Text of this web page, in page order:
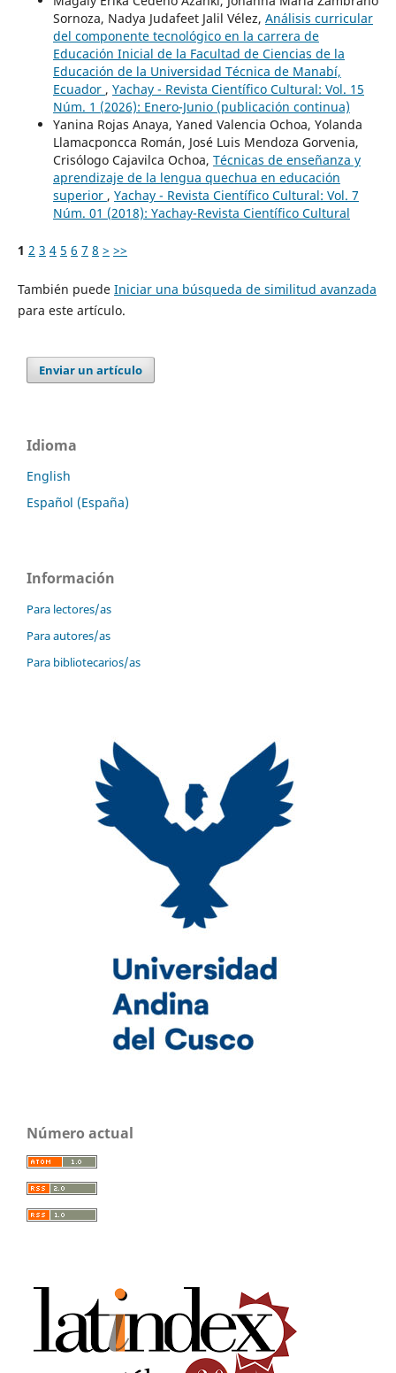
Sornoza, Nadya Judafeet Jalil Vélez, Análisis curricular
del componente tecnológico en la carrera de
Educación Inicial de la Facultad de Ciencias de la
Educación de la Universidad Técnica de Manabí,
Ecuador , Yachay - Revista Científico Cultural: Vol. 15
Núm. 1 (2026): Enero-Junio (publicación continua)
Yanina Rojas Anaya, Yaned Valencia Ochoa, Yolanda
Llamacponcca Román, José Luis Mendoza Gorvenia,
Crisólogo Cajavilca Ochoa, Técnicas de enseñanza y
aprendizaje de la lengua quechua en educación
superior , Yachay - Revista Científico Cultural: Vol. 7
Núm. 01 (2018): Yachay-Revista Científico Cultural
1 2 3 4 5 6 7 8 > >>
También puede Iniciar una búsqueda de similitud avanzada
para este artículo.
Enviar un artículo
Idioma
English
Español (España)
Información
Para lectores/as
Para autores/as
Para bibliotecarios/as
Número actual